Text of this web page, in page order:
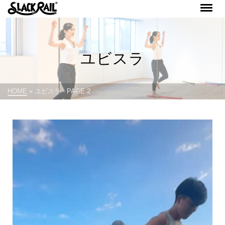
ユビスラ
HOME » ユビスラ- PAGE 2